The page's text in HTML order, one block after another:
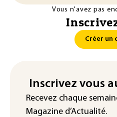
Vous n'avez pas
Créer un
Inscrivez vous
Recevez chaque
Magazine d’Actualité.